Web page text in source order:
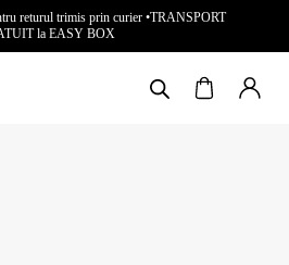
returul trimis prin curier •TRANSPORT
la EASY BOX